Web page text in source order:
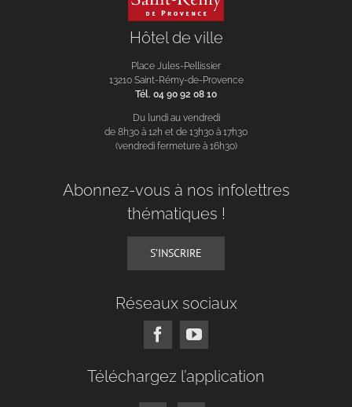
Hôtel de ville
Place Jules-Pellissier
13210 Saint-Rémy-de-Provence
Tél. 04 90 92 08 10
Du lundi au vendredi
de 8h30 à 12h et de 13h30 à 17h30
(vendredi fermeture à 16h30)
Abonnez-vous à nos infolettres
thématiques !
S’INSCRIRE
Réseaux sociaux
Téléchargez l’application